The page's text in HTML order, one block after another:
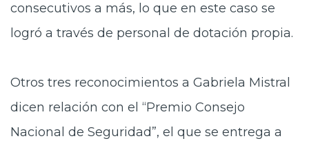
consecutivos a más, lo que en este caso se
logró a través de personal de dotación propia.
Otros tres reconocimientos a Gabriela Mistral
dicen relación con el “Premio Consejo
Nacional de Seguridad”, el que se entrega a